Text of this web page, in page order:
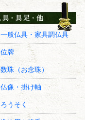
一般仏具・家具調仏具
位牌
数珠（お念珠）
仏像・掛け軸
ろうそく